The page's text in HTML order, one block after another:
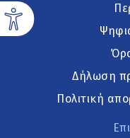
Δήλωση
Πολιτική